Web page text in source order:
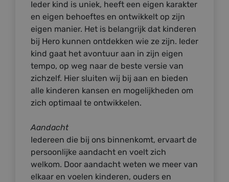
Ieder kind is uniek, heeft een eigen karakter
en eigen behoeftes en ontwikkelt op zijn
eigen manier. Het is belangrijk dat kinderen
bij Hero kunnen ontdekken wie ze zijn. Ieder
kind gaat het avontuur aan in zijn eigen
tempo, op weg naar de beste versie van
zichzelf. Hier sluiten wij bij aan en bieden
alle kinderen kansen en mogelijkheden om
zich optimaal te ontwikkelen.
Aandacht
Iedereen die bij ons binnenkomt, ervaart de
persoonlijke aandacht en voelt zich
welkom. Door aandacht weten we meer van
elkaar en voelen kinderen, ouders en